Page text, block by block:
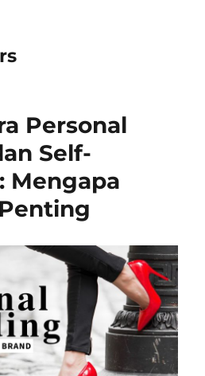
Personal
Self-
Mengapa